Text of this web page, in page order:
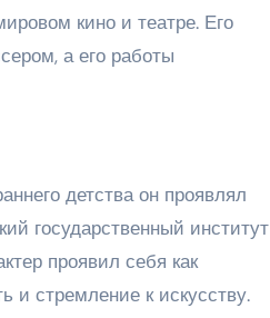
кино и театре. Его
а его работы
детства он проявлял
государственный институт
проявил себя как
и стремление к искусству.